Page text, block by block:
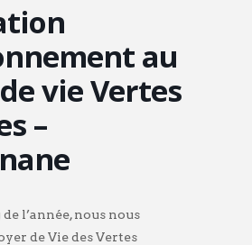
au
vie Vertes
–
l’année, nous nous
de Vie des Vertes